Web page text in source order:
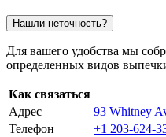
Нашли неточность?
Для вашего удобства мы
определенных видов
Как связаться
Адрес
93 Whitney
Телефон
+1 203-624-